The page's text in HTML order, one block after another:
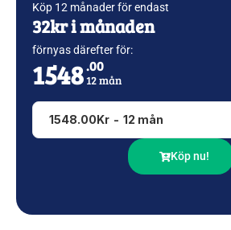
Köp 12 månader för endast
32kr i månaden
förnyas därefter för:
1548.00
12 mån
1548.00Kr - 12 mån
Köp nu!